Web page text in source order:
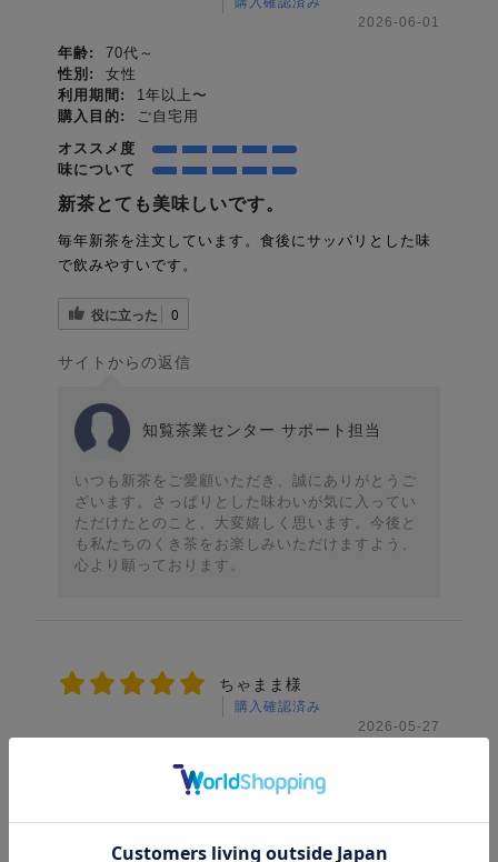
2026-06-01
年齢:
70代～
性別:
女性
利用期間:
1年以上〜
購入目的:
ご自宅用
オススメ度
味について
新茶とても美味しいです。
毎年新茶を注文しています。食後にサッパリとした味
で飲みやすいです。
役に立った 0
サイトからの返信
知覧茶業センター サポート担当
いつも新茶をご愛顧いただき、誠にありがとうご
ざいます。さっぱりとした味わいが気に入ってい
ただけたとのこと、大変嬉しく思います。今後と
も私たちのくき茶をお楽しみいただけますよう、
心より願っております。
ちゃまま様
購入確認済み
2026-05-27
購入目的: ご自宅用
オススメ度